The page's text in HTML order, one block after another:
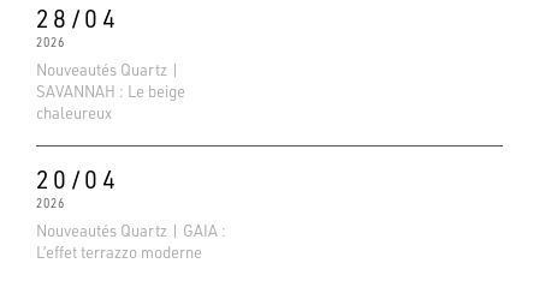
28/04
2026
Nouveautés Quartz |
SAVANNAH : Le beige
chaleureux
20/04
2026
Nouveautés Quartz | GAIA :
L’effet terrazzo moderne